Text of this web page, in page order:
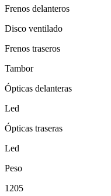
Frenos delanteros
Disco ventilado
Frenos traseros
Tambor
Ópticas delanteras
Led
Ópticas traseras
Led
Peso
1205